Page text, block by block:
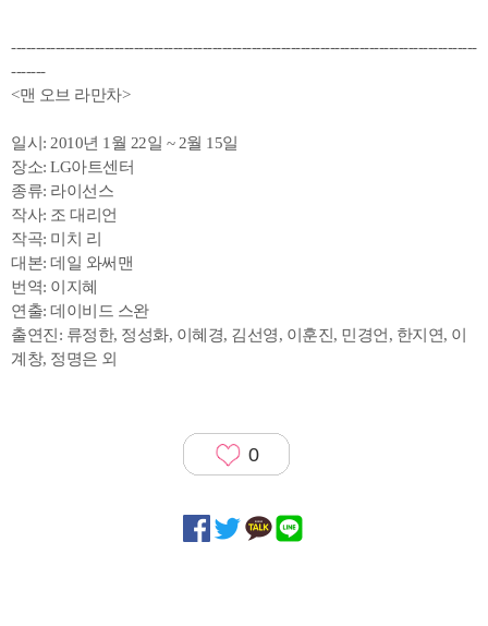
-----------------------------------------------------------------------------------------------
-------
<맨 오브 라만차>
일시: 2010년 1월 22일 ~ 2월 15일
장소: LG아트센터
종류: 라이선스
작사: 조 대리언
작곡: 미치 리
대본: 데일 와써맨
번역: 이지혜
연출: 데이비드 스완
출연진: 류정한, 정성화, 이혜경, 김선영, 이훈진, 민경언, 한지연, 이
계창, 정명은 외
0